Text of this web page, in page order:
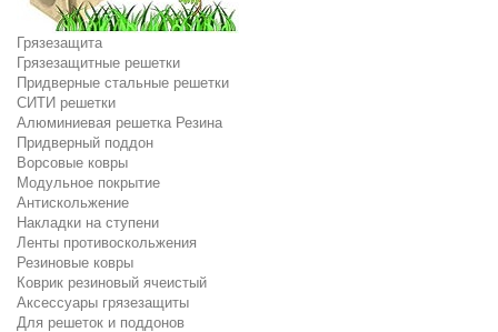
Грязезащита
Грязезащитные решетки
Придверные стальные решетки
СИТИ решетки
Алюминиевая решетка Резина
Придверный поддон
Ворсовые ковры
Модульное покрытие
Антискольжение
Накладки на ступени
Ленты противоскольжения
Резиновые ковры
Коврик резиновый ячеистый
Аксессуары грязезащиты
Для решеток и поддонов